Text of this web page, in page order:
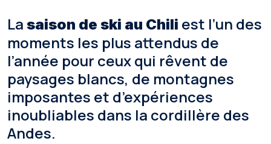
La saison de ski au Chili est l’un des
moments les plus attendus de
l’année pour ceux qui rêvent de
paysages blancs, de montagnes
imposantes et d’expériences
inoubliables dans la cordillère des
Andes.